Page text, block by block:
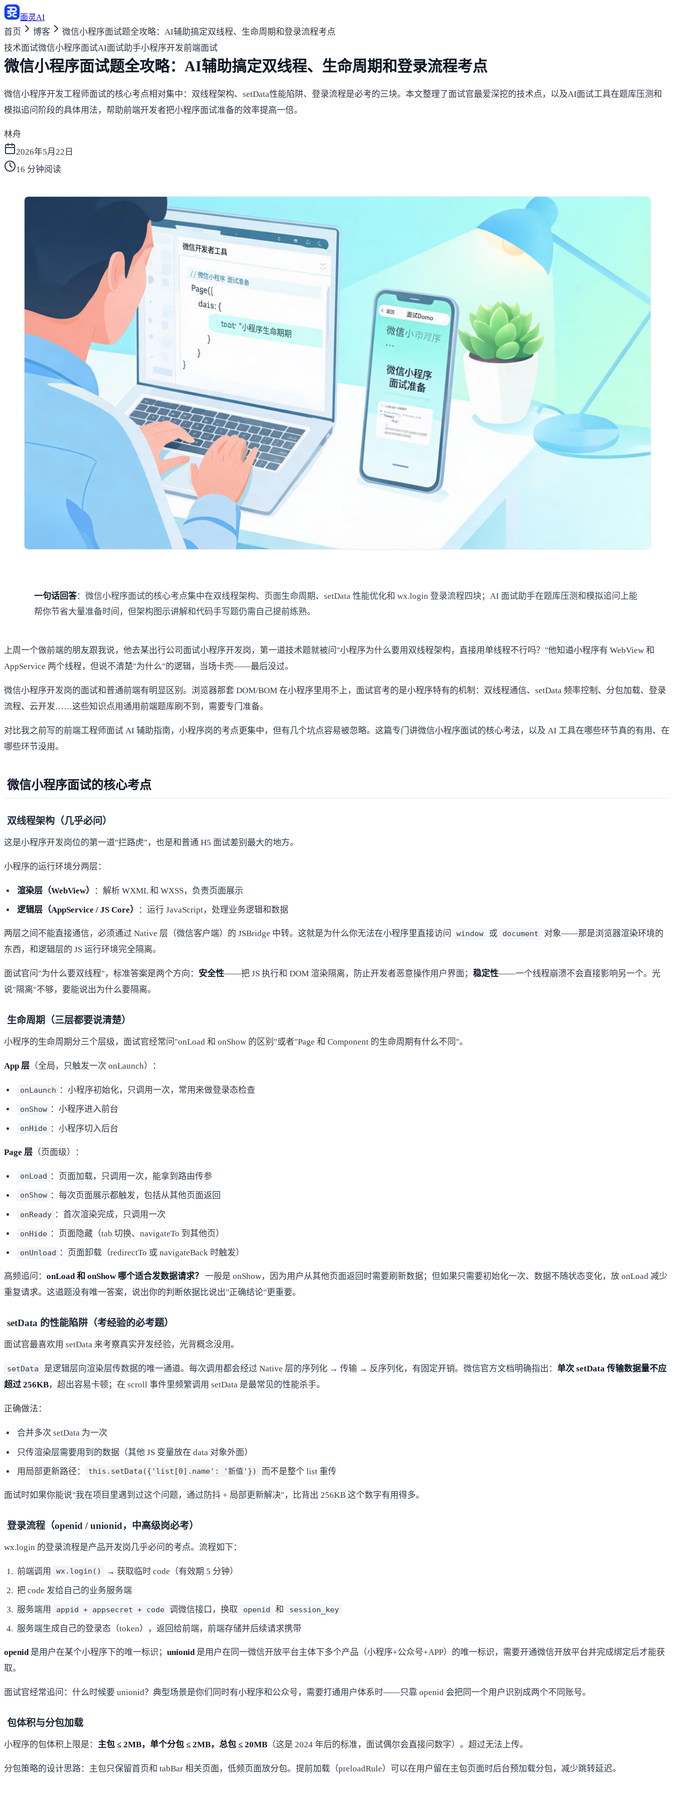
面灵AI
首页 博客
微信小程序面试题全攻略：AI辅助搞定双线程、生命周期和登录流程考点
技术面试微信小程序面试AI面试助手小程序开发前端面试
微信小程序面试题全攻略：AI辅助搞定双线程、生命周期和登录流程考点
微信小程序开发工程师面试的核心考点相对集中：双线程架构、setData性能陷阱、登录流程是必考的三块。本文整理了面试官最爱深挖的技术点，以及AI面试工具在题库压测和
模拟追问阶段的具体用法，帮助前端开发者把小程序面试准备的效率提高一倍。
林舟
2026年5月22日
16 分钟阅读
一句话回答：微信小程序面试的核心考点集中在双线程架构、页面生命周期、setData 性能优化和 wx.login 登录流程四块；AI 面试助手在题库压测和模拟追问上能
帮你节省大量准备时间，但架构图示讲解和代码手写题仍需自己提前练熟。
上周一个做前端的朋友跟我说，他去某出行公司面试小程序开发岗，第一道技术题就被问"小程序为什么要用双线程架构，直接用单线程不行吗？"他知道小程序有 WebView 和
AppService 两个线程，但说不清楚"为什么"的逻辑，当场卡壳——最后没过。
微信小程序开发岗的面试和普通前端有明显区别。浏览器那套 DOM/BOM 在小程序里用不上，面试官考的是小程序特有的机制：双线程通信、setData 频率控制、分包加载、登录
流程、云开发……这些知识点用通用前端题库刷不到，需要专门准备。
对比我之前写的前端工程师面试 AI 辅助指南 ，小程序岗的考点更集中，但有几个坑点容易被忽略。这篇专门讲微信小程序面试的核心考法，以及 AI 工具在哪些环节真的有用、在
哪些环节没用。
微信小程序面试的核心考点
双线程架构（几乎必问）
这是小程序开发岗位的第一道"拦路虎"，也是和普通 H5 面试差别最大的地方。
小程序的运行环境分两层：
渲染层（WebView） ：解析 WXML 和 WXSS，负责页面展示
逻辑层（AppService / JS Core） ：运行 JavaScript，处理业务逻辑和数据
两层之间不能直接通信，必须通过 Native 层（微信客户端）的 JSBridge 中转。这就是为什么你无法在小程序里直接访问 window 或 document
对象——那是浏览器渲染环境的
东西，和逻辑层的 JS 运行环境完全隔离。
面试官问"为什么要双线程"，标准答案是两个方向： 安全性——把 JS 执行和 DOM 渲染隔离，防止开发者恶意操作用户界面； 稳定性——一个线程崩溃不会直接影响另一个。光
说"隔离"不够，要能说出为什么要隔离。
生命周期（三层都要说清楚）
小程序的生命周期分三个层级，面试官经常问"onLoad 和 onShow 的区别"或者"Page 和 Component 的生命周期有什么不同"。
App 层 （全局，只触发一次 onLaunch）：
onLaunch ：小程序初始化，只调用一次，常用来做登录态检查
onShow ：小程序进入前台
onHide ：小程序切入后台
Page 层 （页面级）：
onLoad ：页面加载，只调用一次，能拿到路由传参
onShow ：每次页面展示都触发，包括从其他页面返回
onReady ：首次渲染完成，只调用一次
onHide ：页面隐藏（tab 切换、navigateTo 到其他页）
onUnload ：页面卸载（redirectTo 或 navigateBack 时触发）
高频追问： onLoad 和 onShow 哪个适合发数据请求？
一般是 onShow，因为用户从其他页面返回时需要刷新数据；但如果只需要初始化一次、数据不随状态变化，放 onLoad 减少
重复请求。这道题没有唯一答案，说出你的判断依据比说出"正确结论"更重要。
setData 的性能陷阱（考经验的必考题）
面试官最喜欢用 setData 来考察真实开发经验，光背概念没用。
setData 是逻辑层向渲染层传数据的唯一通道。每次调用都会经过 Native 层的序列化 → 传输 → 反序列化，有固定开销。 微信官方文档明确指出： 单次 setData 传输数据量不应
超过 256KB，超出容易卡顿；在 scroll 事件里频繁调用 setData 是最常见的性能杀手。
正确做法：
合并多次 setData 为一次
只传渲染层需要用到的数据（其他 JS 变量放在 data 对象外面）
用局部更新路径： this.setData({'list[0].name': '新值'}) 而不是整个 list 重传
面试时如果你能说"我在项目里遇到过这个问题，通过防抖 + 局部更新解决"，比背出 256KB 这个数字有用得多。
登录流程（openid / unionid，中高级岗必考）
wx.login 的登录流程是产品开发岗几乎必问的考点。流程如下：
前端调用 wx.login() → 获取临时 code（有效期 5 分钟）
把 code 发给自己的业务服务端
服务端用 appid + appsecret + code 调微信接口，换取 openid 和 session_key
服务端生成自己的登录态（token），返回给前端，前端存储并后续请求携带
openid是用户在某个小程序下的唯一标识； unionid是用户在同一微信开放平台主体下多个产品（小程序+公众号+APP）的唯一标识，需要开通微信开放平台并完成绑定后才能获
取。
面试官经常追问：什么时候要 unionid？典型场景是你们同时有小程序和公众号，需要打通用户体系时——只靠 openid 会把同一个用户识别成两个不同账号。
包体积与分包加载
小程序的包体积上限是： 主包 ≤ 2MB，单个分包 ≤ 2MB，总包 ≤ 20MB （这是 2024 年后的标准，面试偶尔会直接问数字）。超过无法上传。
分包策略的设计思路：主包只保留首页和 tabBar 相关页面，低频页面放分包。提前加载（preloadRule）可以在用户留在主包页面时后台预加载分包，减少跳转延迟。